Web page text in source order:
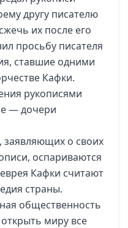
другу писателю
их после его
просьбу писателя
ставшие одними
Кафки.
рукописями
— дочери
заявляющих о своих
оспариваются
Кафки считают
страны.
общественность
миру все